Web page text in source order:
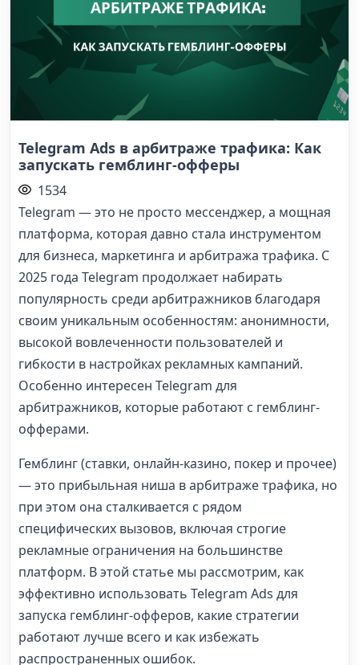
Telegram Ads в арбитраже трафика: Как
запускать гемблинг-офферы
1534
Telegram — это не просто мессенджер, а мощная
платформа, которая давно стала инструментом
для бизнеса, маркетинга и арбитража трафика. С
2025 года Telegram продолжает набирать
популярность среди арбитражников благодаря
своим уникальным особенностям: анонимности,
высокой вовлеченности пользователей и
гибкости в настройках рекламных кампаний.
Особенно интересен Telegram для
арбитражников, которые работают с гемблинг-
офферами.
Гемблинг (ставки, онлайн-казино, покер и прочее)
— это прибыльная ниша в арбитраже трафика, но
при этом она сталкивается с рядом
специфических вызовов, включая строгие
рекламные ограничения на большинстве
платформ. В этой статье мы рассмотрим, как
эффективно использовать Telegram Ads для
запуска гемблинг-офферов, какие стратегии
работают лучше всего и как избежать
распространенных ошибок.